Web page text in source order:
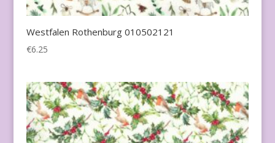
Westfalen Rothenburg 010502121
€6.25